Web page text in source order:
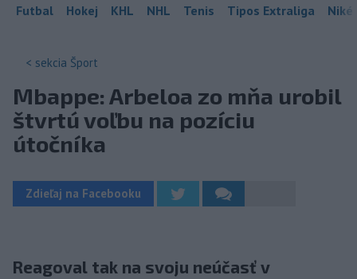
Futbal Hokej KHL NHL Tenis Tipos Extraliga
< sekcia Šport
Mbappe: Arbeloa zo mňa urobil
štvrtú voľbu na pozíciu
útočníka
Zdieľaj na Facebooku
Reagoval tak na svoju neúčasť v